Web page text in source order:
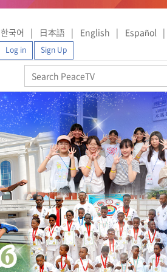
한국어 日本語 English Español
Log in Sign Up